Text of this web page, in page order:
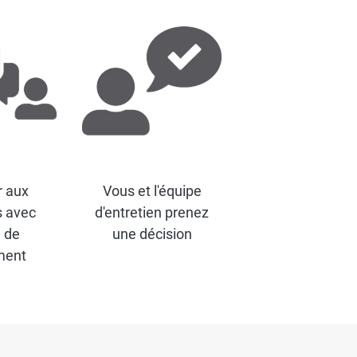
aux
avec
de
Vous et l'équipe
d'entretien prenez
une décision